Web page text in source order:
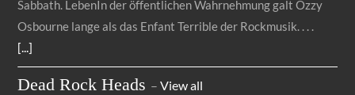
Sabbath. LebenIn der öffentlichen Wahrnehmung galt Ozzy
Osbourne lange als das Enfant Terrible der Rockmusik.
[...]
Dead Rock Heads –View all